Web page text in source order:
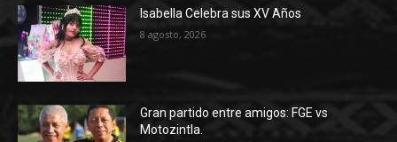
Isabella Celebra sus XV Años
8 agosto, 2026
Gran partido entre amigos: FGE vs
Motozintla.